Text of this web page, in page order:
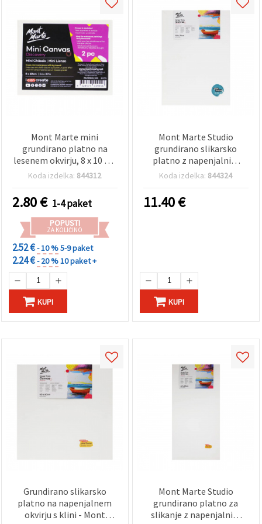
Mont Marte mini
grundirano platno na
lesenem okvirju, 8 x 10 cm
– 2 kosa
Koda izdelka: 844312
2.80€ 1-4 paket
POPUSTI
ZA KOLIČINO
2.52 €- 10 %5-9 paket
2.24 €- 20 %10 paket +
KUPI
Mont Marte Studio
grundirano slikarsko
platno z napenjalnim
okvirom iz borovega lesa
Koda izdelka: 844324
11.40€
KUPI
Grundirano slikarsko
platno na napenjalnem
okvirju s klini - Mont
Mont Marte Studio
grundirano platno za
slikanje z napenjalnim